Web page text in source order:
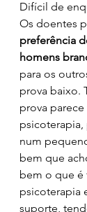
Difícil de
Os doentes
preferência
homens
para os
prova baixo.
prova
num
bem que
bem o que é
psicoterapia
suporte,